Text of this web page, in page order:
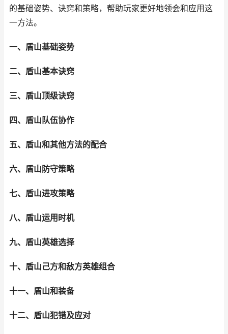
的基础姿势、诀窍和策略，帮助玩家更好地领会和应用这
一方法。
一、盾山基础姿势
二、盾山基本诀窍
三、盾山顶级诀窍
四、盾山队伍协作
五、盾山和其他方法的配合
六、盾山防守策略
七、盾山进攻策略
八、盾山运用时机
九、盾山英雄选择
十、盾山己方和敌方英雄组合
十一、盾山和装备
十二、盾山犯错及应对